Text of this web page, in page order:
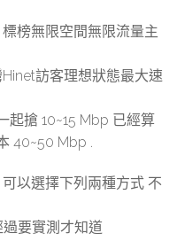
榜無限空間無限流量主
訪客理想狀態最大速
起搶 10~15 Mbp 已經算
40~50 Mbp .
以選擇下列兩種方式 不
要實測才知道